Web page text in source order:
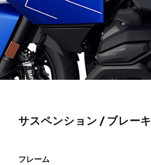
サスペンション / ブレーキ
フレーム